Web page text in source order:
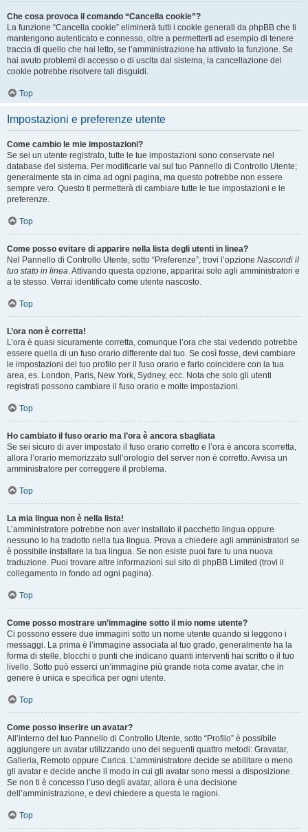
Che cosa provoca il comando “Cancella cookie”?
La funzione “Cancella cookie” eliminerà tutti i cookie generati da phpBB che ti
mantengono autenticato e connesso, oltre a permetterti ad esempio di tenere
traccia di quello che hai letto, se l’amministrazione ha attivato la funzione. Se
hai avuto problemi di accesso o di uscita dal sistema, la cancellazione dei
cookie potrebbe risolvere tali disguidi.
Top
Impostazioni e preferenze utente
Come cambio le mie impostazioni?
Se sei un utente registrato, tutte le tue impostazioni sono conservate nel
database del sistema. Per modificarle vai sul tuo Pannello di Controllo Utente;
generalmente sta in cima ad ogni pagina, ma questo potrebbe non essere
sempre vero. Questo ti permetterà di cambiare tutte le tue impostazioni e le
preferenze.
Top
Come posso evitare di apparire nella lista degli utenti in linea?
Nel Pannello di Controllo Utente, sotto “Preferenze”, trovi l’opzione Nascondi il
tuo stato in linea. Attivando questa opzione, apparirai solo agli amministratori e
a te stesso. Verrai identificato come utente nascosto.
Top
L’ora non è corretta!
L’ora è quasi sicuramente corretta, comunque l’ora che stai vedendo potrebbe
essere quella di un fuso orario differente dal tuo. Se così fosse, devi cambiare
le impostazioni del tuo profilo per il fuso orario e farlo coincidere con la tua
area, es. London, Paris, New York, Sydney, ecc. Nota che solo gli utenti
registrati possono cambiare il fuso orario e molte impostazioni.
Top
Ho cambiato il fuso orario ma l’ora è ancora sbagliata
Se sei sicuro di aver impostato il fuso orario corretto e l’ora è ancora scorretta,
allora l’orario memorizzato sull’orologio del server non è corretto. Avvisa un
amministratore per correggere il problema.
Top
La mia lingua non è nella lista!
L’amministratore potrebbe non aver installato il pacchetto lingua oppure
nessuno lo ha tradotto nella tua lingua. Prova a chiedere agli amministratori se
è possibile installare la tua lingua. Se non esiste puoi fare tu una nuova
traduzione. Puoi trovare altre informazioni sul sito di phpBB Limited (trovi il
collegamento in fondo ad ogni pagina).
Top
Come posso mostrare un’immagine sotto il mio nome utente?
Ci possono essere due immagini sotto un nome utente quando si leggono i
messaggi. La prima è l’immagine associata al tuo grado, generalmente ha la
forma di stelle, blocchi o punti che indicano quanti interventi hai scritto o il tuo
livello. Sotto può esserci un’immagine più grande nota come avatar, che in
genere è unica e specifica per ogni utente.
Top
Come posso inserire un avatar?
All’interno del tuo Pannello di Controllo Utente, sotto “Profilo” è possibile
aggiungere un avatar utilizzando uno dei seguenti quattro metodi: Gravatar,
Galleria, Remoto oppure Carica. L’amministratore decide se abilitare o meno
gli avatar e decide anche il modo in cui gli avatar sono messi a disposizione.
Se non ti è concesso l’uso degli avatar, allora è una decisione
dell’amministrazione, e devi chiedere a questa le ragioni.
Top